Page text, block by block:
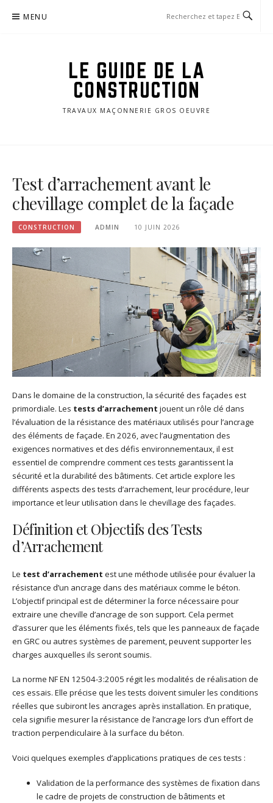
MENU
LE GUIDE DE LA
CONSTRUCTION
TRAVAUX MAÇONNERIE GROS OEUVRE
Test d’arrachement avant le
chevillage complet de la façade
CONSTRUCTION ADMIN 10 JUIN 2026
Dans le domaine de la construction, la sécurité des façades est
primordiale. Les tests d’arrachement jouent un rôle clé dans
l’évaluation de la résistance des matériaux utilisés pour l’ancrage
des éléments de façade. En 2026, avec l’augmentation des
exigences normatives et des défis environnementaux, il est
essentiel de comprendre comment ces tests garantissent la
sécurité et la durabilité des bâtiments. Cet article explore les
différents aspects des tests d’arrachement, leur procédure, leur
importance et leur utilisation dans le chevillage des façades.
Définition et Objectifs des Tests
d’Arrachement
Le test d’arrachement est une méthode utilisée pour évaluer la
résistance d’un ancrage dans des matériaux comme le béton.
L’objectif principal est de déterminer la force nécessaire pour
extraire une cheville d’ancrage de son support. Cela permet
d’assurer que les éléments fixés, tels que les panneaux de façade
en GRC ou autres systèmes de parement, peuvent supporter les
charges auxquelles ils seront soumis.
La norme NF EN 12504-3:2005 régit les modalités de réalisation de
ces essais. Elle précise que les tests doivent simuler les conditions
réelles que subiront les ancrages après installation. En pratique,
cela signifie mesurer la résistance de l’ancrage lors d’un effort de
traction perpendiculaire à la surface du béton.
Voici quelques exemples d’applications pratiques de ces tests :
Validation de la performance des systèmes de fixation dans
le cadre de projets de construction de bâtiments et